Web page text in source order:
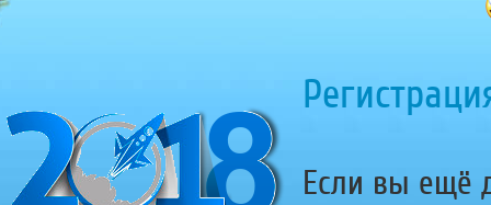
Если вы ещё